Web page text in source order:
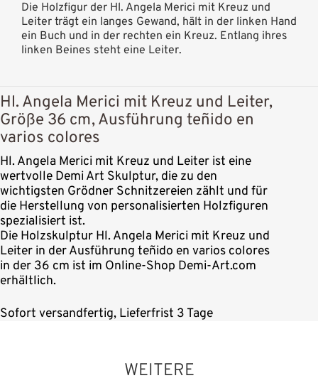
Die Holzfigur der Hl. Angela Merici mit Kreuz und
Leiter trägt ein langes Gewand, hält in der linken Hand
ein Buch und in der rechten ein Kreuz. Entlang ihres
linken Beines steht eine Leiter.
Hl. Angela Merici mit Kreuz und Leiter,
Größe 36 cm, Ausführung teñido en
varios colores
Hl. Angela Merici mit Kreuz und Leiter ist eine
wertvolle Demi Art Skulptur, die zu den
wichtigsten Grödner Schnitzereien zählt und für
die Herstellung von personalisierten Holzfiguren
spezialisiert ist.
Die Holzskulptur Hl. Angela Merici mit Kreuz und
Leiter in der Ausführung teñido en varios colores
in der 36 cm ist im Online-Shop Demi-Art.com
erhältlich.
Sofort versandfertig, Lieferfrist 3 Tage
WEITERE